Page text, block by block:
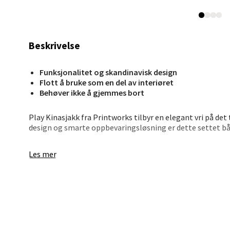
Beskrivelse
Funksjonalitet og skandinavisk design
Flott å bruke som en del av interiøret
Behøver ikke å gjemmes bort
Play Kinasjakk fra Printworks tilbyr en elegant vri på det
design og smarte oppbevaringsløsning er dette settet
eske som passer perfekt i bokhyllen eller på
Les mer